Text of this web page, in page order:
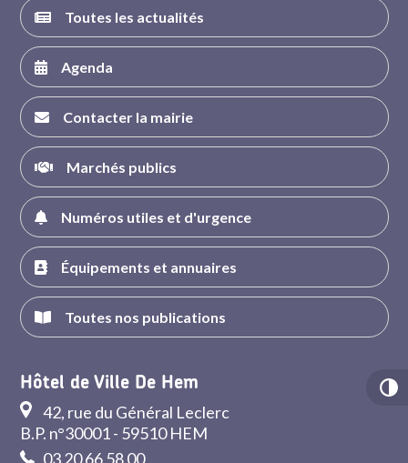
Toutes les actualités
Agenda
Contacter la mairie
Marchés publics
Numéros utiles et d'urgence
Équipements et annuaires
Toutes nos publications
Hôtel de Ville De Hem
42, rue du Général Leclerc
B.P. n°30001 - 59510 HEM
03 20 66 58 00